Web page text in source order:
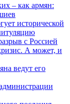
– как армян:
исторической
с Россией
А может, и
ведут его